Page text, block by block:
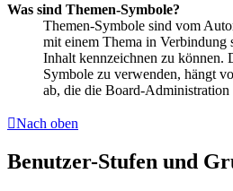
Was sind Themen-Symbole?
Themen-Symbole sind vom
mit einem Thema in Verbindung
Inhalt kennzeichnen zu können.
Symbole zu verwenden, hängt
ab, die die Board-Administration
Nach oben
Benutzer-Stufen und